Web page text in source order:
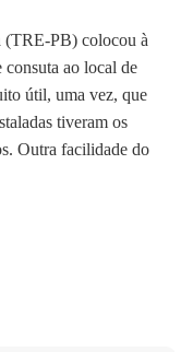
(TRE-PB) colocou à
consuta ao local de
útil, uma vez, que
tiveram os
Outra facilidade do